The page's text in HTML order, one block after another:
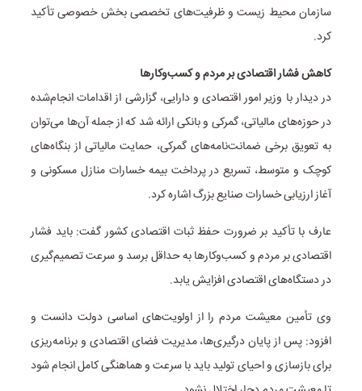
سازمان محیط‌ زیست و ظرفیت‌های تخصصی بخش خصوصی تأکید
کرد.
کاهش فشار اقتصادی بر مردم و کسب‌وکارها
در دیدار با وزیر امور اقتصادی و دارایی، گزارشی از اقدامات انجام‌شده
در حوزه‌های مالیاتی، گمرکی و بانکی ارائه شد که از جمله آن‌ها می‌توان
به تعویق برخی ضمانت‌نامه‌های گمرکی، حمایت مالیاتی از بنگاه‌های
کوچک و متوسط، تسریع در پرداخت بیمه خسارات منازل مسکونی و
آغاز ارزیابی خسارات صنایع بزرگ اشاره کرد.
عارف با تأکید بر ضرورت حفظ ثبات اقتصادی کشور گفت: باید فشار
اقتصادی بر مردم و کسب‌وکارها به حداقل برسد و سرعت تصمیم‌گیری
در دستگاه‌های اقتصادی افزایش یابد.
وی تأمین معیشت مردم را از اولویت‌های اساسی دولت دانست و
افزود: پس از پایان درگیری‌ها، مدیریت فضای اقتصادی و برنامه‌ریزی
برای بازسازی و احیای تولید باید با سرعت و هماهنگی کامل انجام شود